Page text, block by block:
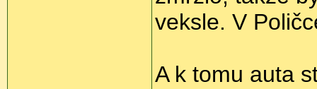
veksle. V
A k tomu auta